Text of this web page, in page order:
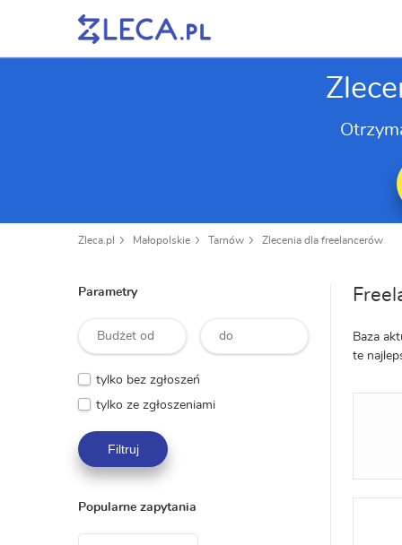
Zleca.pl Małopolskie Tarnów Zlecenia dla freelancerów
Baza
te
Parametry
tylko bez zgłoszeń
tylko ze zgłoszeniami
Filtruj
Popularne zapytania